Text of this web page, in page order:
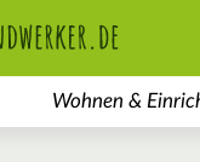
Wohnen &